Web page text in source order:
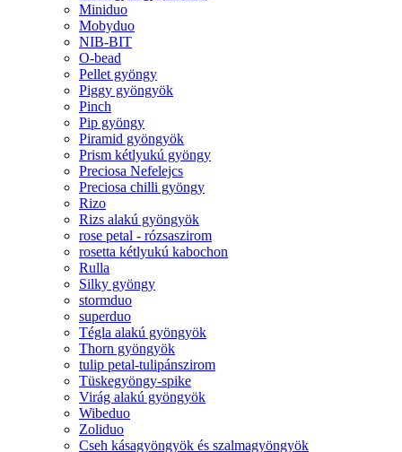
Miniduo
Mobyduo
NIB-BIT
O-bead
Pellet gyöngy
Piggy gyöngyök
Pinch
Pip gyöngy
Piramid gyöngyök
Prism kétlyukú gyöngy
Preciosa Nefelejcs
Preciosa chilli gyöngy
Rizo
Rizs alakú gyöngyök
rose petal - rózsaszirom
rosetta kétlyukú kabochon
Rulla
Silky gyöngy
stormduo
superduo
Tégla alakú gyöngyök
Thorn gyöngyök
tulip petal-tulipánszirom
Tüskegyöngy-spike
Virág alakú gyöngyök
Wibeduo
Zoliduo
Cseh kásagyöngyök és szalmagyöngyök